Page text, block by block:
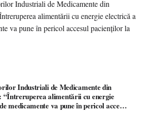
Industriali de Medicamente din
alimentării cu energie
medicamente va pune în pericol accesul